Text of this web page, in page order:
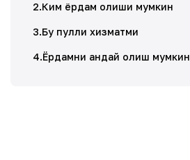
2.Ким ёрдам олиши мумкин
3.Бу пулли хизматми
4.Ёрдамни қандай олиш мумкин